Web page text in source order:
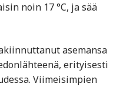
noin 17 °C, ja sää
asemansa
erityisesti
Viimeisimpien